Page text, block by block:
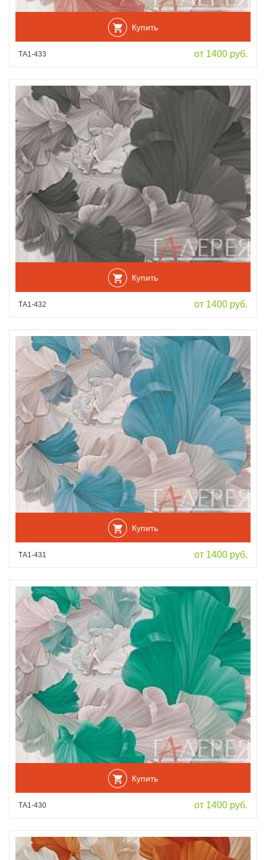
Купить
ТА1-433 от 1400 руб.
Купить
ТА1-432 от 1400 руб.
Купить
ТА1-431 от 1400 руб.
Купить
ТА1-430 от 1400 руб.